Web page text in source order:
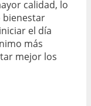
calidad, lo
bienestar
el día
más
mejor los